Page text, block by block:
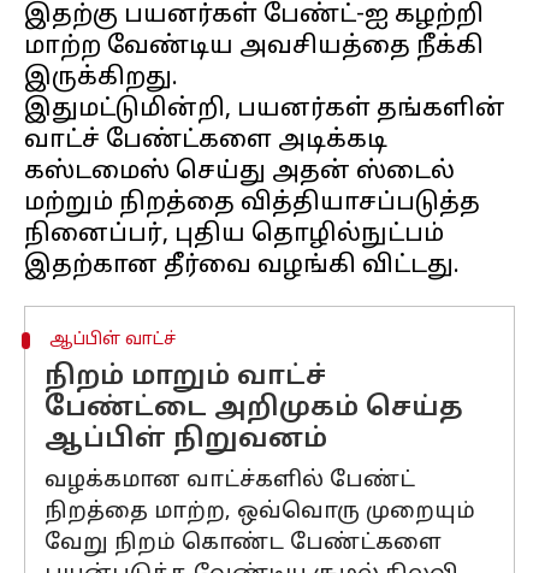
இதற்கு பயனர்கள் பேண்ட்-ஐ கழற்றி
மாற்ற வேண்டிய அவசியத்தை நீக்கி
இருக்கிறது.
இதுமட்டுமின்றி, பயனர்கள் தங்களின்
வாட்ச் பேண்ட்களை அடிக்கடி
கஸ்டமைஸ் செய்து அதன் ஸ்டைல்
மற்றும் நிறத்தை வித்தியாசப்படுத்த
நினைப்பர், புதிய தொழில்நுட்பம்
ஆப்பிள் வாட்ச்
நிறம் மாறும் வாட்ச்
பேண்ட்டை அறிமுகம் செய்த
ஆப்பிள் நிறுவனம்
வழக்கமான வாட்ச்களில் பேண்ட்
நிறத்தை மாற்ற, ஒவ்வொரு முறையும்
வேறு நிறம் கொண்ட பேண்ட்களை